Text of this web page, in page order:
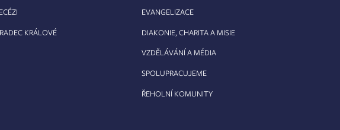
KRÁLOVÉ
EVANGELIZACE
DIAKONIE, CHARITA A MISIE
VZDĚLÁVÁNÍ A MÉDIA
SPOLUPRACUJEME
ŘEHOLNÍ KOMUNITY